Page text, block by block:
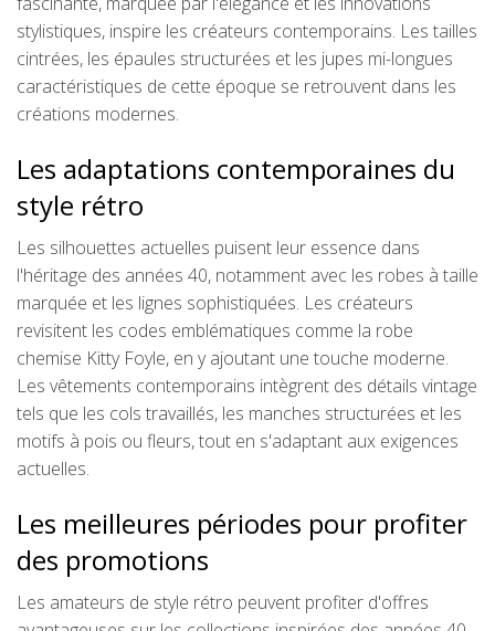
stylistiques, inspire les créateurs contemporains. Les tailles
cintrées, les épaules structurées et les jupes mi-longues
caractéristiques de cette époque se retrouvent dans les
créations modernes.
Les adaptations contemporaines du
style rétro
Les silhouettes actuelles puisent leur essence dans
l'héritage des années 40, notamment avec les robes à taille
marquée et les lignes sophistiquées. Les créateurs
revisitent les codes emblématiques comme la robe
chemise Kitty Foyle, en y ajoutant une touche moderne.
Les vêtements contemporains intègrent des détails vintage
tels que les cols travaillés, les manches structurées et les
motifs à pois ou fleurs, tout en s'adaptant aux exigences
actuelles.
Les meilleures périodes pour profiter
des promotions
Les amateurs de style rétro peuvent profiter d'offres